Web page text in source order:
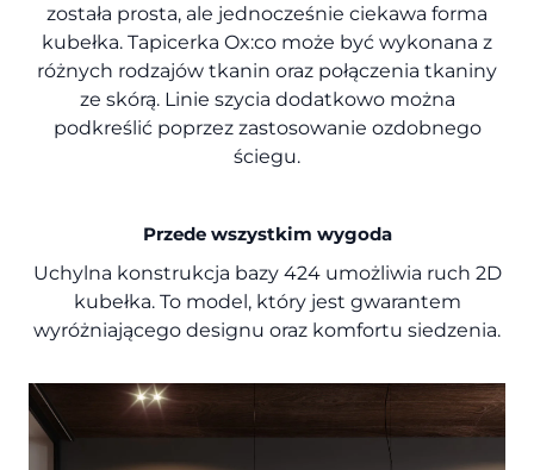
została prosta, ale jednocześnie ciekawa forma
kubełka. Tapicerka Ox:co może być wykonana z
różnych rodzajów tkanin oraz połączenia tkaniny
ze skórą. Linie szycia dodatkowo można
podkreślić poprzez zastosowanie ozdobnego
ściegu.
Przede wszystkim wygoda
Uchylna konstrukcja bazy 424 umożliwia ruch 2D
kubełka. To model, który jest gwarantem
wyróżniającego designu oraz komfortu siedzenia.